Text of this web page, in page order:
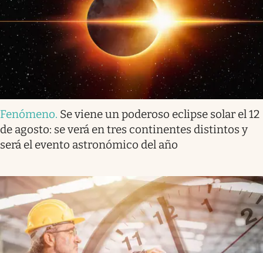
Fenómeno. Se viene un poderoso eclipse solar el 12
de agosto: se verá en tres continentes distintos y
será el evento astronómico del año